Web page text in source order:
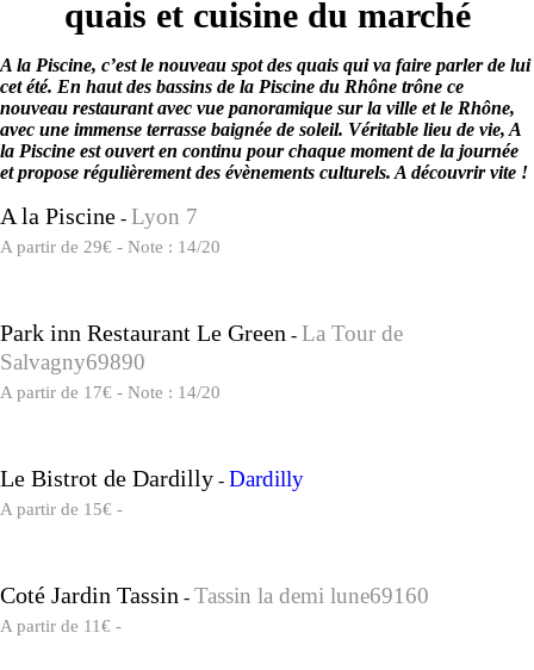
quais et cuisine du marché
A la Piscine, c’est le nouveau spot des quais qui va faire parler de lui
cet été. En haut des bassins de la Piscine du Rhône trône ce
nouveau restaurant avec vue panoramique sur la ville et le Rhône,
avec une immense terrasse baignée de soleil. Véritable lieu de vie, A
la Piscine est ouvert en continu pour chaque moment de la journée
et propose régulièrement des évènements culturels. A découvrir vite !
A la Piscine - Lyon 7
A partir de 29€ - Note : 14/20
Park inn Restaurant Le Green - La Tour de
Salvagny69890
A partir de 17€ - Note : 14/20
Le Bistrot de Dardilly - Dardilly
A partir de 15€ -
Coté Jardin Tassin - Tassin la demi lune69160
A partir de 11€ -